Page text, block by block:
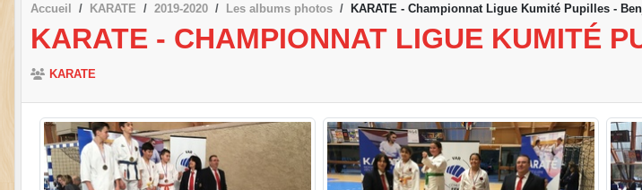
Accueil KARATE 2019-2020 Les albums photos KARATE - Championnat Ligue Kumité Pupilles -
KARATE - CHAMPIONNAT LIGUE KUMITÉ
KARATE